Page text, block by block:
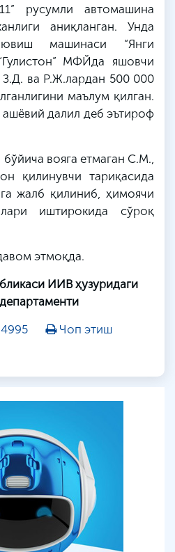
русумли автомашина
аниқланган. Унда
машинаси “Янги
МФЙда яшовчи
З.Д. ва Р.Ж.лардан 500 000
маълум қилган.
далил деб эътироф
вояга етмаган С.М.,
қилинувчи тариқасида
жалб қилиниб, ҳимоячи
иштирокида сўроқ
этмоқда.
ИИВ ҳузуридаги
4995
Чоп этиш